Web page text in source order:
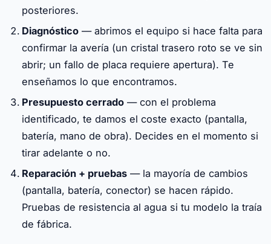
posteriores.
Diagnóstico — abrimos el equipo si hace falta para
confirmar la avería (un cristal trasero roto se ve sin
abrir; un fallo de placa requiere apertura). Te
enseñamos lo que encontramos.
Presupuesto cerrado — con el problema
identificado, te damos el coste exacto (pantalla,
batería, mano de obra). Decides en el momento si
tirar adelante o no.
Reparación + pruebas — la mayoría de cambios
(pantalla, batería, conector) se hacen rápido.
Pruebas de resistencia al agua si tu modelo la traía
de fábrica.